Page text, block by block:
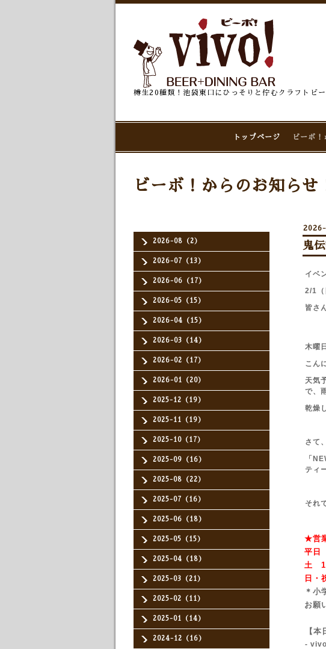
樽生20種類！池袋東口にひっそりと佇むクラフトビー
トップページ ビーボ！
2026-08（2）
2026-07（13）
2026-06（17）
2026-05（15）
2026-04（15）
2026-03（14）
2026-02（17）
2026-01（20）
2025-12（19）
2025-11（19）
2025-10（17）
2025-09（16）
2025-08（22）
2025-07（16）
2025-06（18）
2025-05（15）
2025-04（18）
2025-03（21）
2025-02（11）
2025-01（14）
2024-12（16）
ビーボ！からのお知らせ
鬼
イベ
2/1
皆さ
木曜
こん
天気
で、
乾燥
さて
「
ティ
それ
★営
平日
土
日
＊小
お願
【
-